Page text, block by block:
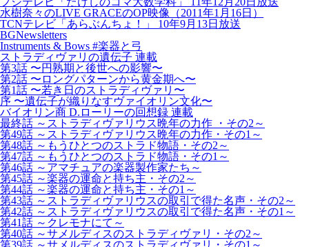
水樹奈々のLIVE GRACEのOP映像（2011年1月16日）
TCNテレビ「あらぶんちょ！」 10年9月13日放送
BGNewsletters
Instruments & Bows #楽器と弓
ストラディヴァリの遺伝子 連載
第3話 〜円熟期と後世への影響〜
第2話 〜ロングパターンから黄金期へ〜
第1話 〜若き日のストラディヴァリ〜
序 〜遺伝子が織りなすヴァイオリン文化〜
バイオリン商 D.ローリーの回想録 連載
最終話 ～ストラディヴァリウス晩年の力作 ・その2～
第49話 ～ストラディヴァリウス晩年の力作・その1～
第48話 ～もうひとつのストラド物語・その2～
第47話 ～もうひとつのストラド物語・その1～
第46話 ～アマチュアの楽器製作家たち～
第45話 ～楽器の運命と持ち主・その2～
第44話 ～楽器の運命と持ち主・その1～
第43話 ～ストラディヴァリウスの取引で得た名声・その2～
第42話 ～ストラディヴァリウスの取引で得た名声・その1～
第41話 ～クレモナにて～
第40話 ～サメルディスのストラディヴァリ・その2～
第39話 ～サメルディスのストラディヴァリ・その1～